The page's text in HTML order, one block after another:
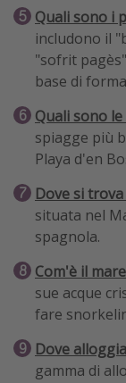
Quali sono i
includono il
"sofrit
base di
Quali sono
spiagge più
Playa d'en
Dove si
situata nel
spagnola.
Com'è il
sue acque
fare
Dove
gamma di